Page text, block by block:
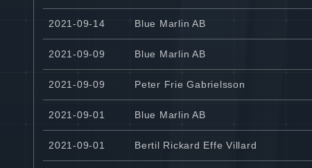
2021-09-14 Blue Marlin AB
2021-09-09 Blue Marlin AB
2021-09-09 Peter Frie Gabrielsson
2021-09-01 Blue Marlin AB
2021-09-01 Bertil Rickard Effe Villard